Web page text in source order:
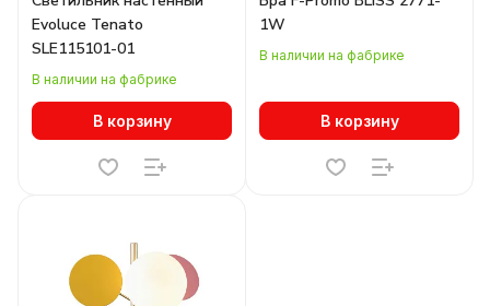
Evoluce Tenato
SLE115101-01
В наличии на фабрике
В корзину
1W
В наличии на фабрике
В корзину